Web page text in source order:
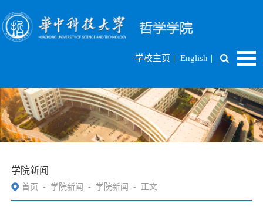
学校主页 | English |
学院新闻
首页 - 学院新闻 - 学院新闻 - 正文